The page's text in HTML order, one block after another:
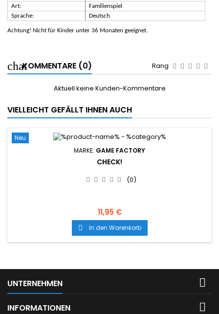
Art:
Familienspiel
Sprache:
Deutsch
Achtung! Nicht für Kinder unter 36 Monaten geeignet.
KOMMENTARE (0) Rang
Aktuell keine Kunden-Kommentare
VIELLEICHT GEFÄLLT IHNEN AUCH
Neu
MARKE: GAME FACTORY
CHECK!
(0)
11,95 €
 In den Warenkorb
UNTERNEHMEN 
INFORMATIONEN 